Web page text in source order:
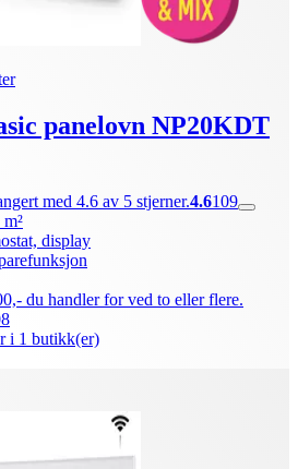
panelovn NP20KDT
med 4.6 av 5 stjerner.4.6109
display
du handler for ved to eller flere.
i 1 butikk(er)